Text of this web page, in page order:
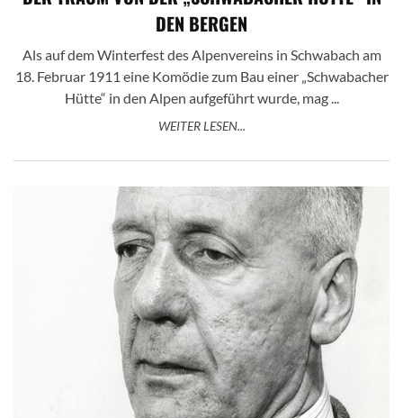
DEN BERGEN
Als auf dem Winterfest des Alpenvereins in Schwabach am
18. Februar 1911 eine Komödie zum Bau einer „Schwabacher
Hütte“ in den Alpen aufgeführt wurde, mag ...
WEITER LESEN...